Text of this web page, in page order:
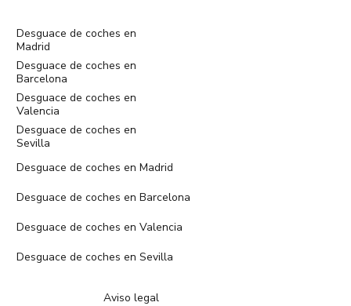
Desguace de coches en
Madrid
Desguace de coches en
Barcelona
Desguace de coches en
Valencia
Desguace de coches en
Sevilla
Desguace de coches en Madrid
Desguace de coches en Barcelona
Desguace de coches en Valencia
Desguace de coches en Sevilla
Aviso legal